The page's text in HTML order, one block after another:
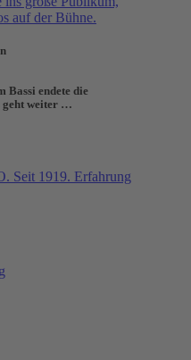
Bassi endete die
geht weiter …